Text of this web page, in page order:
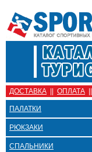
ДОСТАВКА ОПЛАТА
ПАЛАТКИ
РЮКЗАКИ
СПАЛЬНИКИ